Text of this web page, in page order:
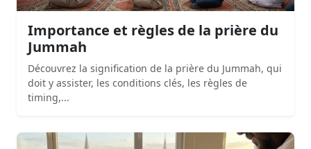
Importance et règles de la prière du
Jummah
Découvrez la signification de la prière du Jummah, qui
doit y assister, les conditions clés, les règles de
timing,...